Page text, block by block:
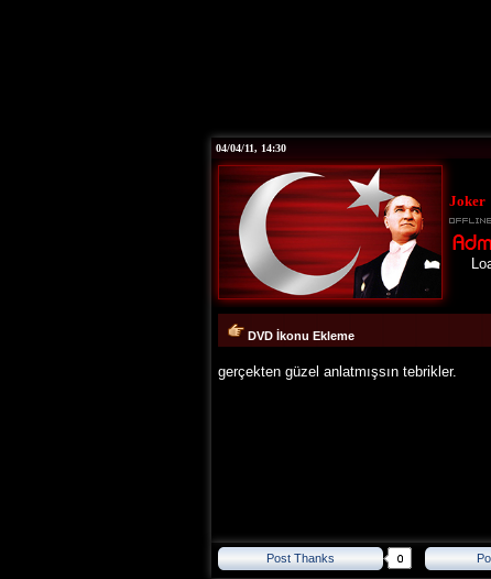
04/04/11, 14:30
Joker
DVD İkonu Ekleme
gerçekten güzel anlatmışsın tebrikler.
Post Thanks